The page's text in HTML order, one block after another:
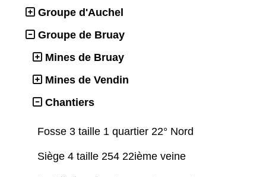
Groupe d'Auchel
Groupe de Bruay
Mines de Bruay
Mines de Vendin
Chantiers
Fosse 3 taille 1 quartier 22° Nord
Siège 4 taille 254 22ième veine